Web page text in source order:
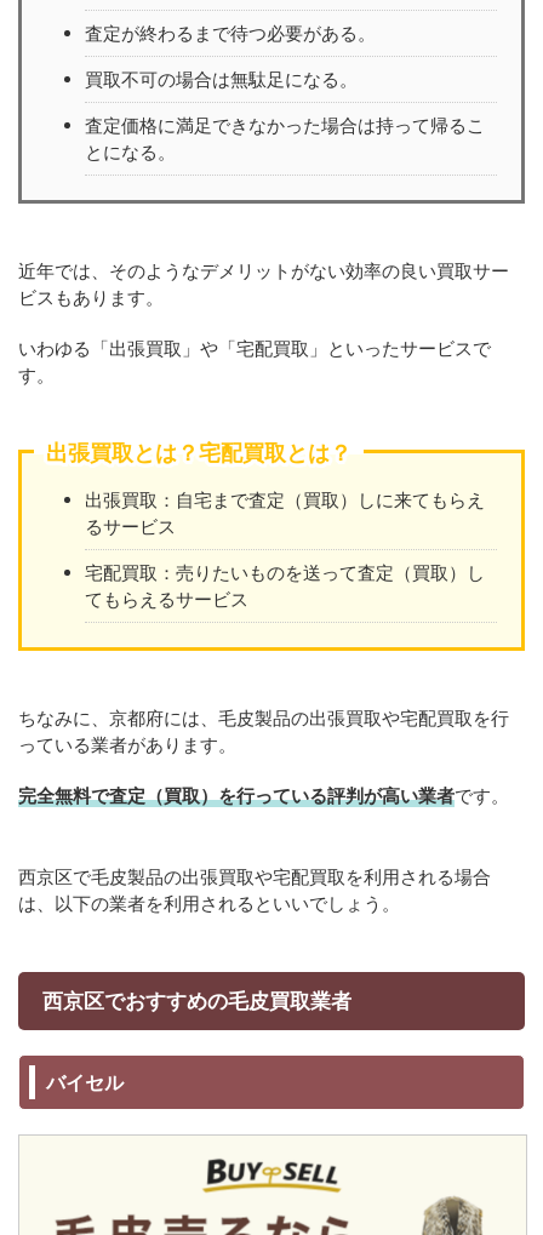
査定が終わるまで待つ必要がある。
買取不可の場合は無駄足になる。
査定価格に満足できなかった場合は持って帰るこ
とになる。
近年では、そのようなデメリットがない効率の良い買取サー
ビスもあります。
いわゆる「出張買取」や「宅配買取」といったサービスで
す。
出張買取とは？宅配買取とは？
出張買取：自宅まで査定（買取）しに来てもらえ
るサービス
宅配買取：売りたいものを送って査定（買取）し
てもらえるサービス
ちなみに、京都府には、毛皮製品の出張買取や宅配買取を行
っている業者があります。
完全無料で査定（買取）を行っている評判が高い業者です。
西京区で毛皮製品の出張買取や宅配買取を利用される場合
は、以下の業者を利用されるといいでしょう。
西京区でおすすめの毛皮買取業者
バイセル